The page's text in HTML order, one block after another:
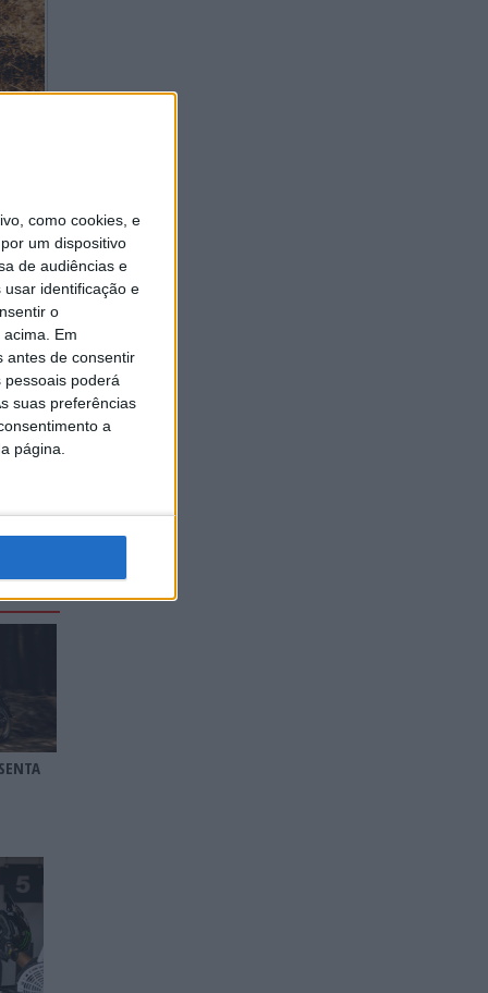
como cookies, e
um dispositivo
de audiências e
identificação e
o
Em
antes de consentir
poderá
suas preferências
a
página.
no